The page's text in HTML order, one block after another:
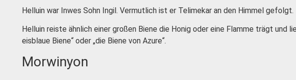
Helluin war Inwes Sohn Ingil. Vermutlich ist er Telimekar an den Himmel gefolgt.
Helluin reiste ähnlich einer großen Biene die Honig oder eine Flamme trägt und
eisblaue Biene“ oder „die Biene von Azure“.
Morwinyon